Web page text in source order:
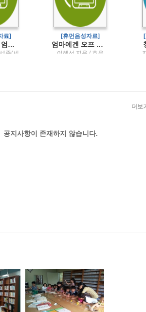
료]
다시 만나요 엄마 이 시대 부모들에게 전하는 권민자 수녀의 위로와 격려
종(세
[휴먼음성자료]
엄마에겐 오프 스위치가 필요해 퇴근 없는 워킹맘의 일상 공감 에세이
이혜선 지음 / 호우
공지사항이 존재하지 않습니다.
더보